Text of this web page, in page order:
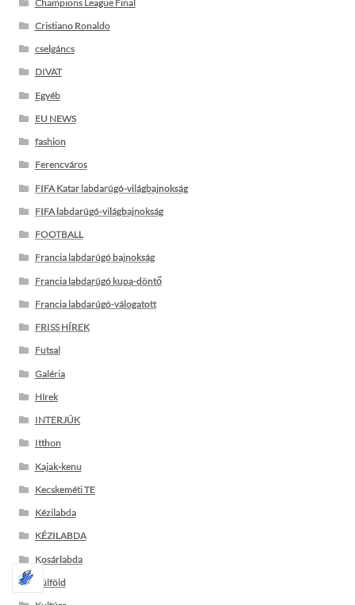
Champions League Final
Cristiano Ronaldo
cselgáncs
DIVAT
Egyéb
EU NEWS
fashion
Ferencváros
FIFA Katar labdarúgó-világbajnokság
FIFA labdarúgó-világbajnokság
FOOTBALL
Francia labdarúgó bajnokság
Francia labdarúgó kupa-döntő
Francia labdarúgó-válogatott
FRISS HÍREK
Futsal
Galéria
Hírek
INTERJÚK
Itthon
Kajak-kenu
Kecskeméti TE
Kézilabda
KÉZILABDA
Kosárlabda
Külföld